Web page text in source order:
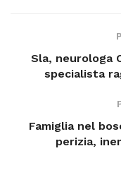
Sla, neurologa
specialista
Famiglia nel
perizia,